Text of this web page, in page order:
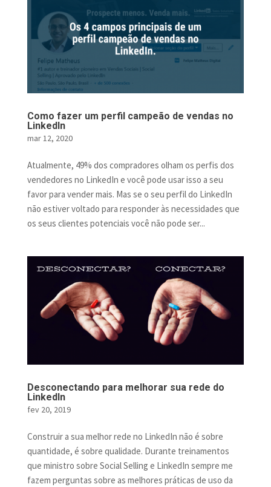
Como fazer um perfil campeão de vendas no
LinkedIn
mar 12, 2020
Atualmente, 49% dos compradores olham os perfis dos
vendedores no LinkedIn e você pode usar isso a seu
favor para vender mais. Mas se o seu perfil do LinkedIn
não estiver voltado para responder às necessidades que
os seus clientes potenciais você não pode ser...
Desconectando para melhorar sua rede do
LinkedIn
fev 20, 2019
Construir a sua melhor rede no LinkedIn não é sobre
quantidade, é sobre qualidade. Durante treinamentos
que ministro sobre Social Selling e LinkedIn sempre me
fazem perguntas sobre as melhores práticas de uso da